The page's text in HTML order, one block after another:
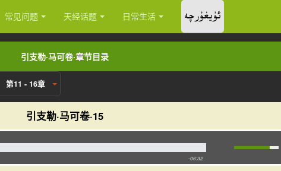
常见问题 天经话题 日常生活 ئۇيغۇرچە
引支勒·马可卷·章节目录
第11 - 16章
引支勒·马可卷·15
-06:32